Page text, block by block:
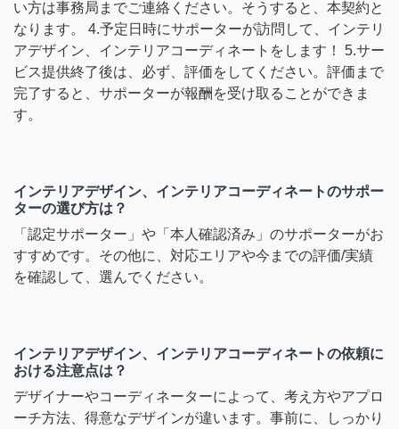
い方は事務局までご連絡ください。そうすると、本契約と
なります。 4.予定日時にサポーターが訪問して、インテリ
アデザイン、インテリアコーディネートをします！ 5.サー
ビス提供終了後は、必ず、評価をしてください。評価まで
完了すると、サポーターが報酬を受け取ることができま
す。
インテリアデザイン、インテリアコーディネートのサポー
ターの選び方は？
「認定サポーター」や「本人確認済み」のサポーターがお
すすめです。その他に、対応エリアや今までの評価/実績
を確認して、選んでください。
インテリアデザイン、インテリアコーディネートの依頼に
おける注意点は？
デザイナーやコーディネーターによって、考え方やアプロ
ーチ方法、得意なデザインが違います。事前に、しっかり